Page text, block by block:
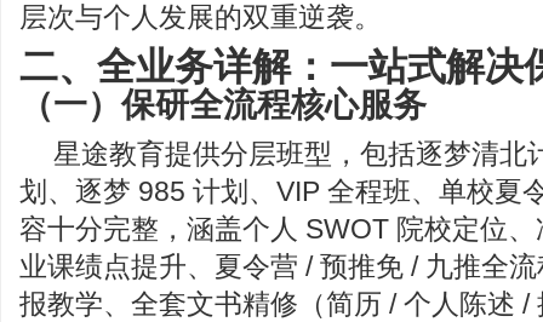
层次与个人发展的双重逆袭。
二、全业务详解：一站式解决
（一）保研全流程核心服务
星途教育提供分层班型，包括逐梦清北
划、逐梦 985 计划、VIP 全程班、单校夏
容十分完整，涵盖个人 SWOT 院校定位
业课绩点提升、夏令营 / 预推免 / 九推全
报教学、全套文书精修（简历 / 个人陈述 /